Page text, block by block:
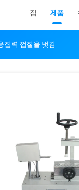
집 제품
집력 껍질을 벗김